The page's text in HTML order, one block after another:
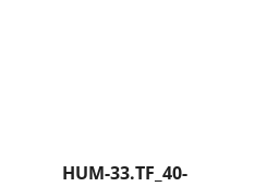
HUM-33.TF_40-